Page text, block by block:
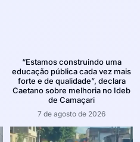
“Estamos construindo uma
educação pública cada vez mais
forte e de qualidade”, declara
Caetano sobre melhoria no Ideb
de Camaçari
7 de agosto de 2026